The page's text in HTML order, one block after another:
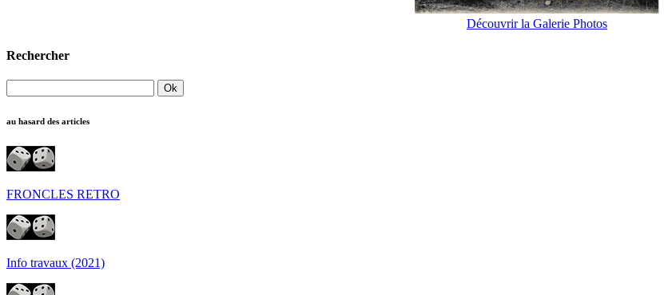
Découvrir la Galerie Photos
Rechercher
au hasard des articles
FRONCLES RETRO
Info travaux (2021)